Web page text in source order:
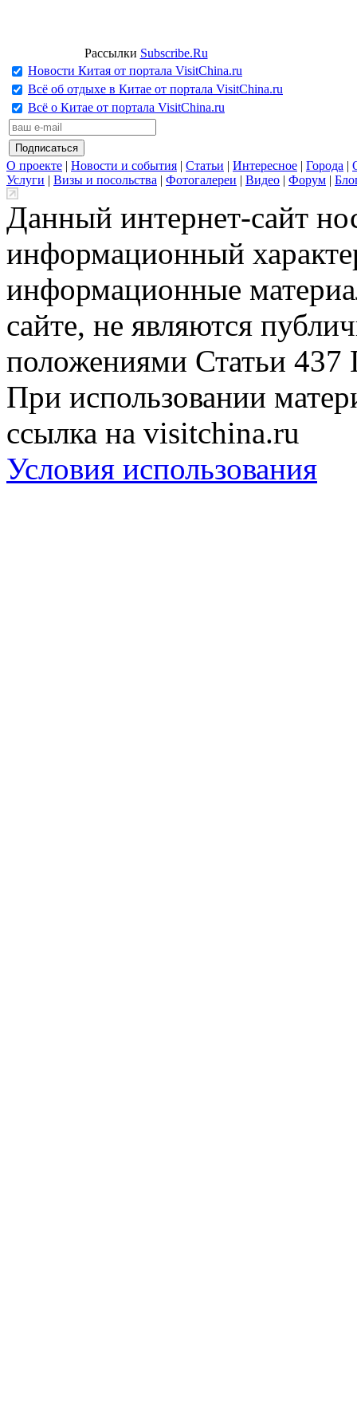
Рассылки Subscribe.Ru
Новости Китая от портала VisitChina.ru
Всё об отдыхе в Китае от портала VisitChina.ru
Всё о Китае от портала VisitChina.ru
О проекте | Новости и события | Статьи | Интересное | Города |
Услуги | Визы и посольства | Фотогалереи | Видео | Форум |
Данный интернет-сайт
информационный
информационные
сайте, не являются
положениями Статьи 437
При использовании
ссылка на visitchina.ru
Условия использования